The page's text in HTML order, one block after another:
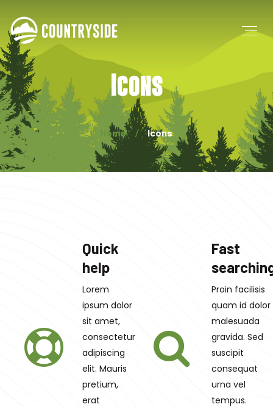
Icons
Home Icons
Quick
help
Lorem
ipsum dolor
sit amet,
consectetur
adipiscing
elit. Mauris
pretium,
erat
Fast
Proin facilisis
quam id dolor
malesuada
gravida. Sed
suscipit
consequat
urna vel
tempus.